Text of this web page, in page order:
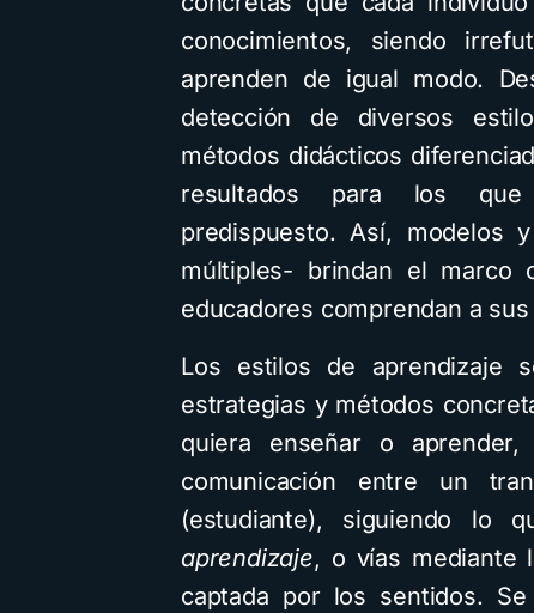
conocimientos, siendo
aprenden de igual modo.
detección de diversos
métodos didácticos
resultados para los que
predispuesto. Así, modelos
múltiples- brindan el marco
educadores comprendan a
Los estilos de aprendizaje
estrategias y métodos
quiera enseñar o
comunicación entre un
(estudiante), siguiendo lo
aprendizaje, o vías mediante
captada por los sentidos.